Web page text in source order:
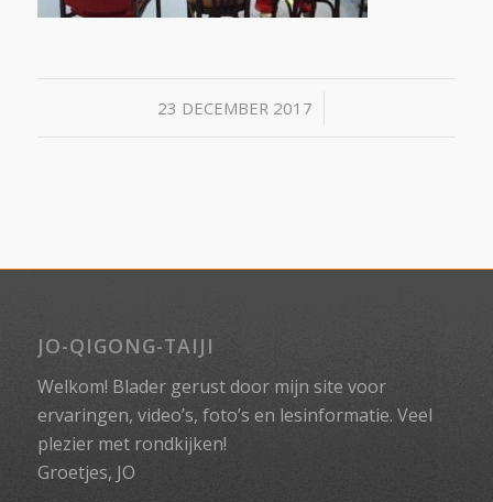
23 DECEMBER 2017
/
JO-QIGONG-TAIJI
Welkom! Blader gerust door mijn site voor
ervaringen, video’s, foto’s en lesinformatie. Veel
plezier met rondkijken!
Groetjes, JO